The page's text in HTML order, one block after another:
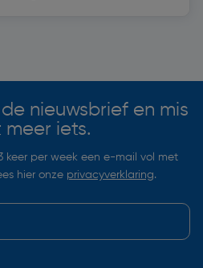
nieuwsbrief en mis
meer iets.
keer per week een e-mail vol met
hier onze privacyverklaring.